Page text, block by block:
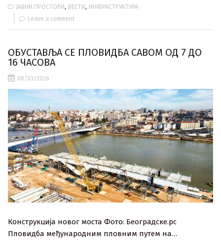
ЈАВНИ ПРОСТОРИ, ВЕСТИ, ИНФРАСТРУКТУРА
Leave a comment
ОБУСТАВЉА СЕ ПЛОВИДБА САВОМ ОД 7 ДО
16 ЧАСОВА
08/03/2026
Конструкција новог моста Фото: Београдске.рс
Пловидба међународним пловним путем на…